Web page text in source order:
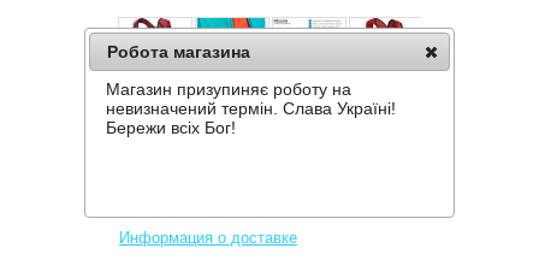
РЮКЗАК OSPREY KITSUMA 1.5
Информация о доставке
Робота магазина
Магазин призупиняє роботу на
невизначений термін. Слава Україні!
Бережи всіх Бог!